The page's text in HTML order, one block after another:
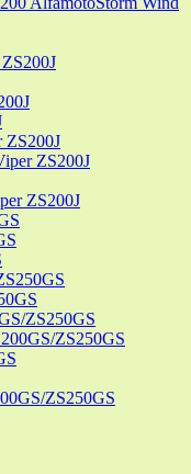
ZS200J
ZS200J
ZS200J
ZS250GS
ZS250GS
ZS250GS